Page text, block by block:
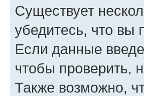
Существует
убедитесь, что вы
Если данные
чтобы проверить,
Также возможно,